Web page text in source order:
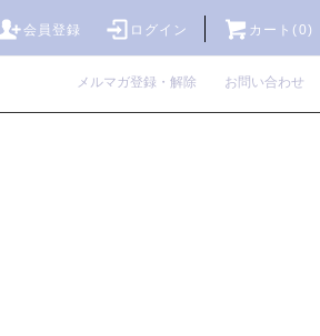
会員登録 ログイン カート(0)
メルマガ登録・解除 お問い合わせ